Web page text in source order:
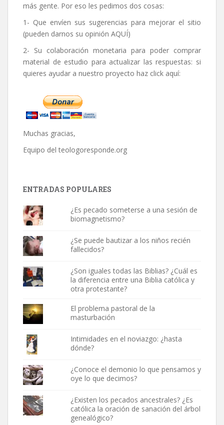
más gente. Por eso les pedimos dos cosas:
1- Que envíen sus sugerencias para mejorar el sitio
(pueden darnos su opinión AQUÍ)
2- Su colaboración monetaria para poder comprar
material de estudio para actualizar las respuestas: si
quieres ayudar a nuestro proyecto haz click aquí:
Muchas gracias,
Equipo del teologoresponde.org
ENTRADAS POPULARES
¿Es pecado someterse a una sesión de
biomagnetismo?
¿Se puede bautizar a los niños recién
fallecidos?
¿Son iguales todas las Biblias? ¿Cuál es
la diferencia entre una Biblia católica y
otra protestante?
El problema pastoral de la
masturbación
Intimidades en el noviazgo: ¿hasta
dónde?
¿Conoce el demonio lo que pensamos y
oye lo que decimos?
¿Existen los pecados ancestrales? ¿Es
católica la oración de sanación del árbol
genealógico?